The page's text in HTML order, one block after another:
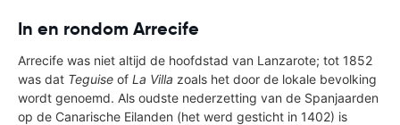
In en rondom Arrecife
Arrecife was niet altijd de hoofdstad van Lanzarote; tot 1852
was dat Teguise of La Villa zoals het door de lokale bevolking
wordt genoemd. Als oudste nederzetting van de Spanjaarden
op de Canarische Eilanden (het werd gesticht in 1402) is